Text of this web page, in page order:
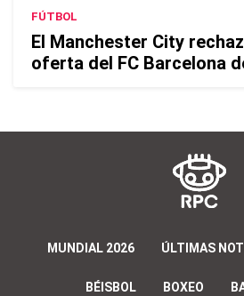
FÚTBOL
El Manchester City
oferta del FC Barcelona
MUNDIAL 2026 ÚLTIMAS
BÉISBOL BOXEO